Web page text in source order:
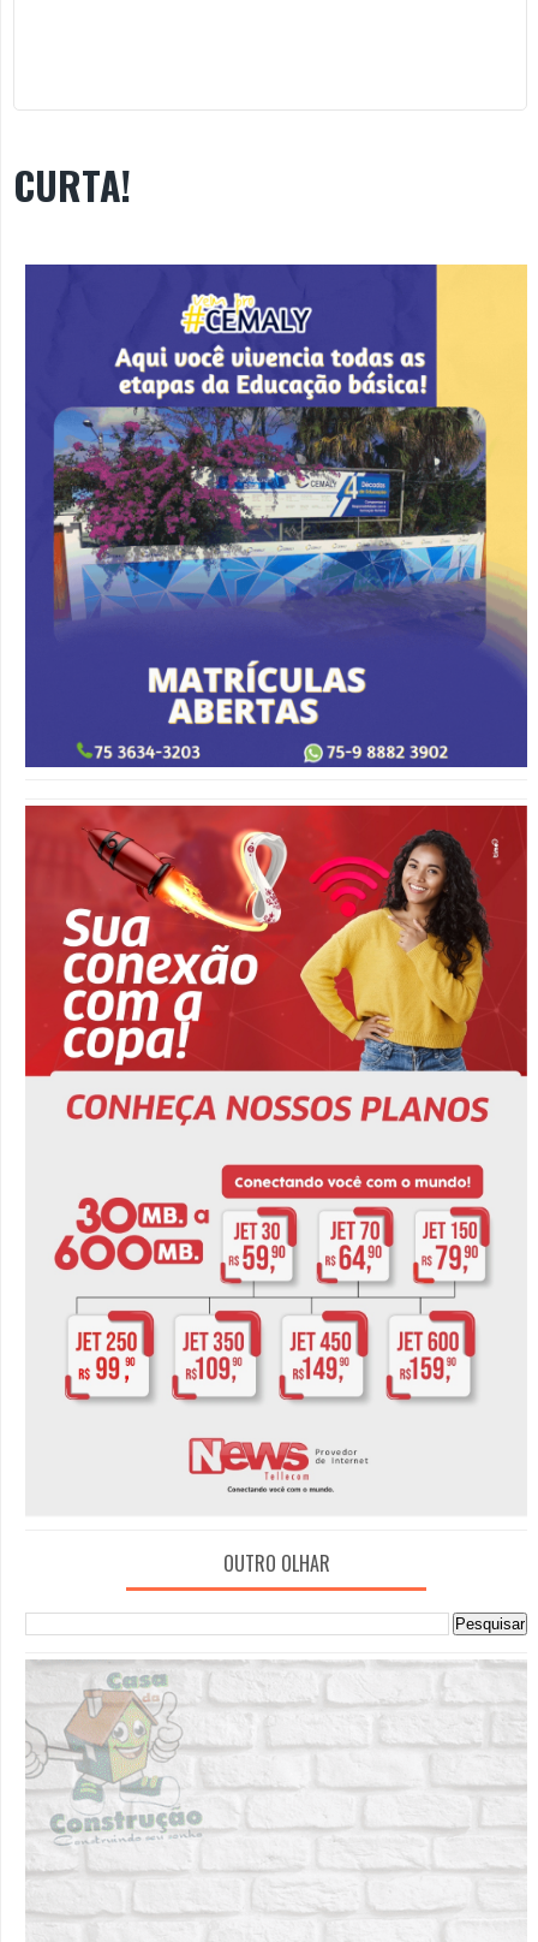
CURTA!
OUTRO OLHAR